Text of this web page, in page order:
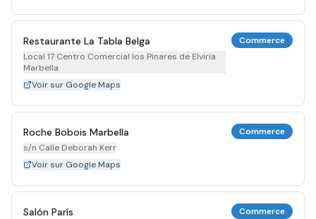
Restaurante La Tabla Belga
Local 17 Centro Comercial los Pinares de Elviria
Marbella
Commerce
Voir sur Google Maps
Roche Bobois Marbella
s/n Calle Deborah Kerr
Commerce
Voir sur Google Maps
Salón París Commerce